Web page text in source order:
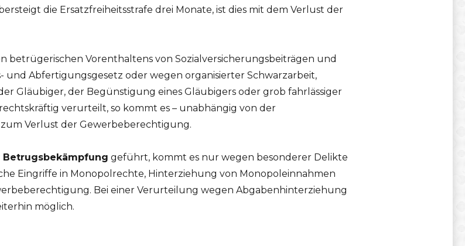
die Ersatzfreiheitsstrafe drei Monate, ist dies mit dem Verlust der
betrügerischen Vorenthaltens von Sozialversicherungsbeiträgen und
und Abfertigungsgesetz oder wegen organisierter Schwarzarbeit,
Gläubiger, der Begünstigung eines Gläubigers oder grob fahrlässiger
verurteilt, so kommt es – unabhängig von der
Verlust der Gewerbeberechtigung.
geführt, kommt es nur wegen besonderer Delikte
Eingriffe in Monopolrechte, Hinterziehung von Monopoleinnahmen
Bei einer Verurteilung wegen Abgabenhinterziehung
möglich.